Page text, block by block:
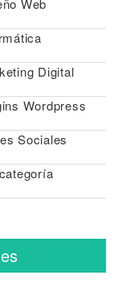
Web
Digital
Wordpress
Sociales